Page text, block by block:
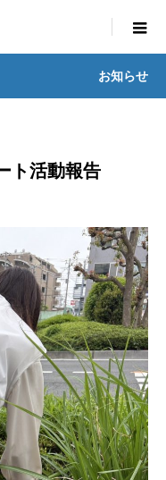
お知らせ
ト活動報告